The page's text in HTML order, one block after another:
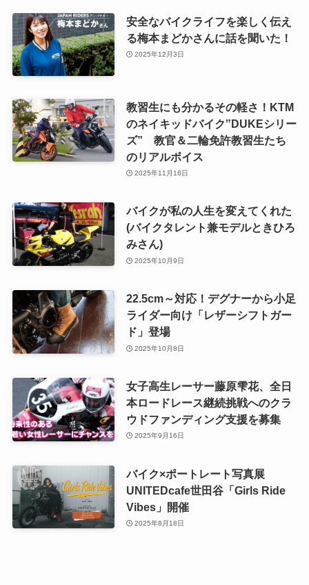
安全なバイクライフを楽しく伝え
る梅本まどかさんに話を聞いた！
2025年12月3日
教習生にも分かるその軽さ！KTM
のネイキッドバイク‟DUKEシリー
ズ” 教官＆二輪免許教習生たち
のリアルボイス
2025年11月18日
バイクが私の人生を変えてくれた
(バイクタレント兼モデルときひろ
みさん)
2025年10月9日
22.5cm～対応！デグナーから小足
ライダー向け「レザーシフトガー
ド」登場
2025年10月8日
女子高生レーサー藤原雫花、全日
本ロードレース継続挑戦へのクラ
ウドファンディング支援を募集
2025年9月16日
バイク×ポートレート写真展
UNITEDcafe世田谷「Girls Ride
Vibes」開催
2025年8月18日